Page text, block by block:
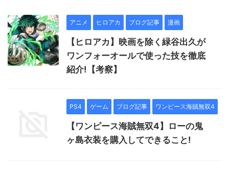
アニメ ヒロアカ ブログ記事 漫画
【ヒロアカ】映画を除く緑谷出久が
ワンフォーオールで使った技を徹底
紹介!【考察】
PS4 ゲーム ブログ記事 ワンピース海賊無双4
【ワンピース海賊無双4】ローの鬼
ヶ島衣装を購入してできること!